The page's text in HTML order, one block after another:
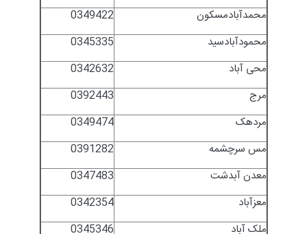
0349422
محمدآبادمسکون
0345335
محمودآبادسید
0342632
محی آباد
0392443
مرج
0349474
مردهک
0391282
مس سرچشمه
0347483
معدن آبدشت
0342354
معزآباد
0345346
ملک آباد